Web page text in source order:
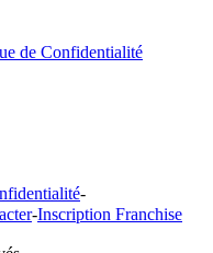
de Confidentialité
-
-Inscription Franchise